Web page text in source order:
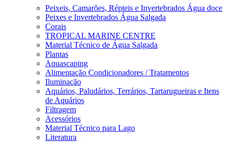
Peixeis, Camarões, Répteis e Invertebrados Água doce
Peixes e Invertebrados Água Salgada
Corais
TROPICAL MARINE CENTRE
Material Técnico de Água Salgada
Plantas
Aquascaping
Alimentação Condicionadores / Tratamentos
Iluminação
Aquários, Paludários, Terrários, Tartarugueiras e Itens
de Aquários
Filtragem
Acessórios
Material Técnico para Lago
Literatura